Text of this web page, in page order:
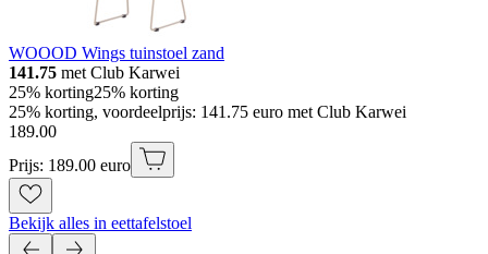
WOOOD Wings tuinstoel zand
141.75 met Club Karwei
25% korting25% korting
25% korting, voordeelprijs: 141.75 euro met Club Karwei
189.00
Prijs: 189.00 euro
Bekijk alles in eettafelstoel